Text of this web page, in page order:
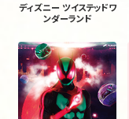
ディズニー ツイステッドワ
ンダーランド